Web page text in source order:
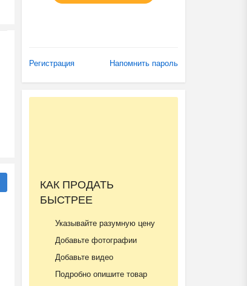
Регистрация Напомнить пароль
КАК ПРОДАТЬ
БЫСТРЕЕ
Указывайте разумную цену
Добавьте фотографии
Добавьте видео
Подробно опишите товар